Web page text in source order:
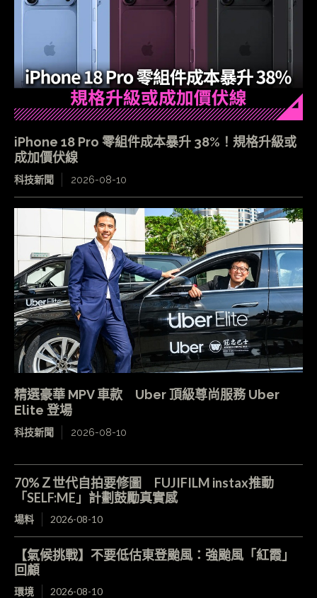
iPhone 18 Pro 零組件成本暴升 38%！規格升級或
成加價伏線
科技新聞 2026-08-10
精選豪華 MPV 車款 Uber 頂級尊尚服務 Uber
Elite 登場
科技新聞 2026-08-10
70%Ｚ世代自拍要修圖 FUJIFILM instax推動
「SELF:ME」計劃鼓勵真實感
場料 2026-08-10
【氣候挑戰】不要低估東登颱風：強颱風「紅霞」
回顧
環境 2026-08-10